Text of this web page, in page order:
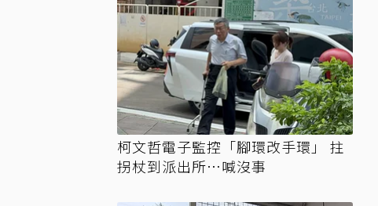
柯文哲電子監控「腳環改手環」 拄
拐杖到派出所…喊沒事